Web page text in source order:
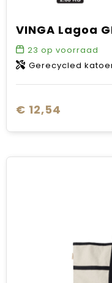
VINGA Lagoa
23 op voorraad
Gerecycled
€ 12,54